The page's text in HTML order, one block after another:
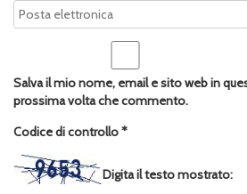
Salva il mio nome, email e sito web in
prossima volta che commento.
Codice di controllo*
Digita il testo mostrato: